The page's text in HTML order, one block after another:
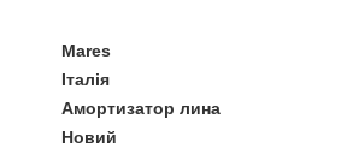
Mares
Італія
Амортизатор лина
Новий